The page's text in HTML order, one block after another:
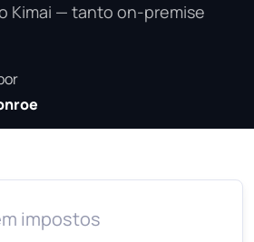
Kimai — tanto on-premise
impostos